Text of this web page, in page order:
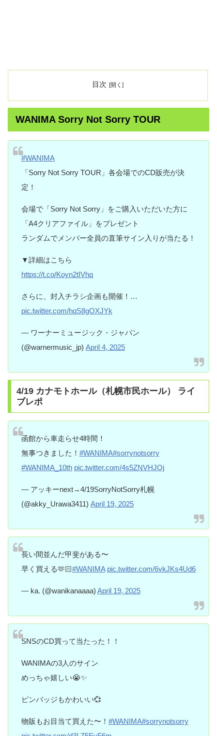
目次
WANIMA Sorry Not Sorry TOUR
#WANIMA
「Sorry Not Sorry TOUR」各会場でのCD販売が決
定！
会場で「Sorry Not Sorry」をご購入いただいた方に
「A4クリアファイル」をプレゼント
ランダムでメンバー全員の直筆サイン入りが当たる！
▼詳細はこちら
https://t.co/Koyn2tIVhq
さらに、封入チラシ企画も開催！…
pic.twitter.com/hqS8gOXJYk
— ワーナーミュージック・ジャパン
(@warnermusic_jp) April 4, 2025
4/19 カナモトホール（札幌市民ホール） ライ
ブレポ
函館から車走らせ4時間！
無事つきました！ #WANIMA#sorrynotsorry
#WANIMA_10th pic.twitter.com/4s5ZNVHJOj
— アッキーnext→4/19SorryNotSorry札幌
(@akky_Urawa3411) April 19, 2025
長い間並んだ甲斐がある〜
早く買える🫶🏻#WANIMA pic.twitter.com/6vkJKs4Ud6
— ka. (@wanikanaaaa) April 19, 2025
SNSのCD買って当たった！！
WANIMAの3人のサイン
めっちゃ嬉しい😭✨
ピンバッジもかわいい💞
物販もお目当て買えた〜！ #WANIMA#sorrynotsorry